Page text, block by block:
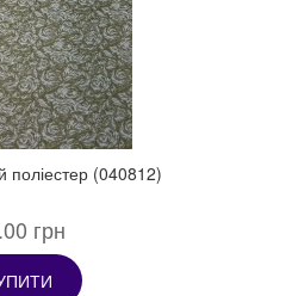
поліестер (040812)
грн